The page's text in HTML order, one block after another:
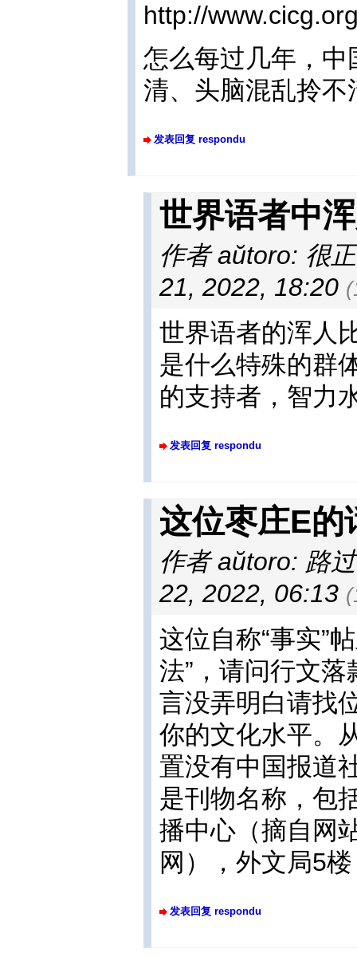
http://
怎么每过几年，
清、头脑混乱拎不
发表回复 respondu
世界语者中
作者 aŭtoro: 很
21, 2022, 18:20
世界语者的浑人
是什么特殊的群
的支持者，智力
发表回复 respondu
这位枣庄E的
作者 aŭtoro: 路
22, 2022, 06:13
这位自称“事实”
法”，请问行文
言没弄明白请找
你的文化水平。
置没有中国报道
是刊物名称，包
播中心（摘自网
网），外文局5楼
发表回复 respondu